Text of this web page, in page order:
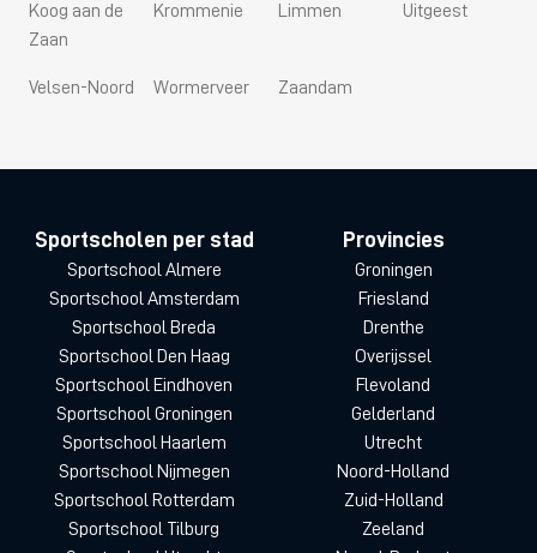
Koog aan de
Zaan
Krommenie Limmen Uitgeest
Velsen-Noord Wormerveer Zaandam
Sportscholen per stad
Sportschool Almere
Sportschool Amsterdam
Sportschool Breda
Sportschool Den Haag
Sportschool Eindhoven
Sportschool Groningen
Sportschool Haarlem
Sportschool Nijmegen
Sportschool Rotterdam
Sportschool Tilburg
Provincies
Groningen
Friesland
Drenthe
Overijssel
Flevoland
Gelderland
Utrecht
Noord-Holland
Zuid-Holland
Zeeland